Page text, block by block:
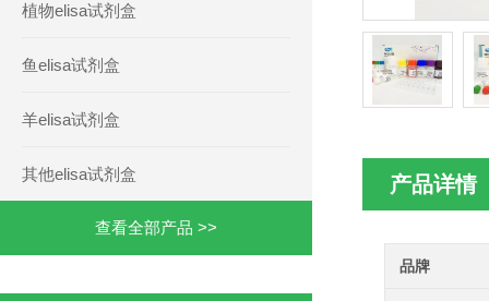
植物elisa试剂盒
鱼elisa试剂盒
羊elisa试剂盒
其他elisa试剂盒
查看全部产品 >>
产品详情
品牌